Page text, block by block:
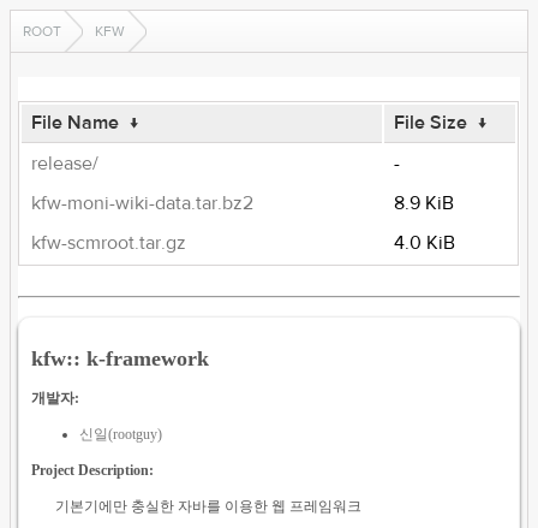
ROOT KFW
File Name ↓ File Size ↓
release/
-
kfw-moni-wiki-data.tar.bz2
8.9 KiB
kfw-scmroot.tar.gz
4.0 KiB
kfw:: k-framework
개발자:
신일(rootguy)
Project Description:
기본기에만 충실한 자바를 이용한 웹 프레임워크